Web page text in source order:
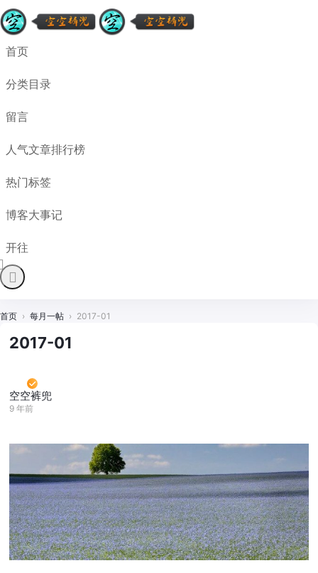
首页
分类目录
留言
人气文章排行榜
热门标签
博客大事记
开往
首页 › 每月一帖 › 2017-01
2017-01
空空裤兜
9 年前